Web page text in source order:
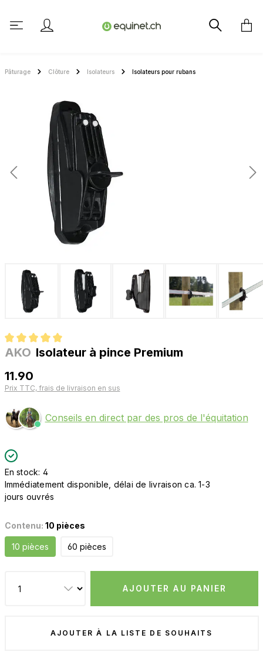
Pâturage Clôture Isolateurs Isolateurs pour rubans
Note moyenne de 5 sur 5 étoiles
AKO Isolateur à pince Premium
11.90
Prix TTC, frais de livraison en sus
Conseils en direct par des pros de l'équitation
En stock: 4
Immédiatement disponible, délai de livraison ca. 1-3
jours ouvrés
Contenu: 10 pièces
10 pièces 60 pièces
AJOUTER AU PANIER
AJOUTER À LA LISTE DE SOUHAITS